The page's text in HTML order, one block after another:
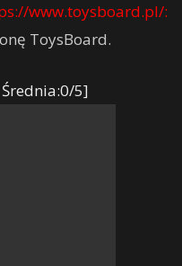
www.toysboard.pl/:
ToysBoard.
5]